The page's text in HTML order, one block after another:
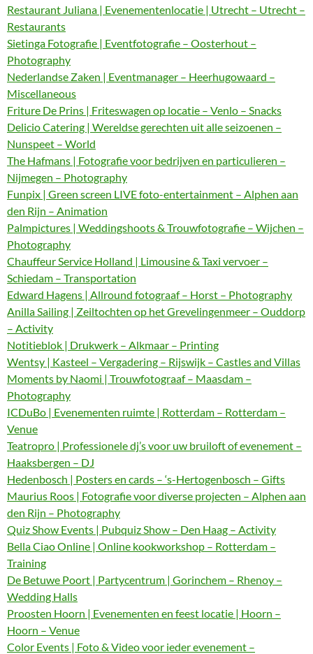
Restaurant Juliana | Evenementenlocatie | Utrecht – Utrecht –
Restaurants
Sietinga Fotografie | Eventfotografie – Oosterhout –
Photography
Nederlandse Zaken | Eventmanager – Heerhugowaard –
Miscellaneous
Friture De Prins | Friteswagen op locatie – Venlo – Snacks
Delicio Catering | Wereldse gerechten uit alle seizoenen –
Nunspeet – World
The Hafmans | Fotografie voor bedrijven en particulieren –
Nijmegen – Photography
Funpix | Green screen LIVE foto-entertainment – Alphen aan
den Rijn – Animation
Palmpictures | Weddingshoots & Trouwfotografie – Wijchen –
Photography
Chauffeur Service Holland | Limousine & Taxi vervoer –
Schiedam – Transportation
Edward Hagens | Allround fotograaf – Horst – Photography
Anilla Sailing | Zeiltochten op het Grevelingenmeer – Ouddorp
– Activity
Notitieblok | Drukwerk – Alkmaar – Printing
Wentsy | Kasteel – Vergadering – Rijswijk – Castles and Villas
Moments by Naomi | Trouwfotograaf – Maasdam –
Photography
ICDuBo | Evenementen ruimte | Rotterdam – Rotterdam –
Venue
Teatropro | Professionele dj’s voor uw bruiloft of evenement –
Haaksbergen – DJ
Hedenbosch | Posters en cards – ‘s-Hertogenbosch – Gifts
Maurius Roos | Fotografie voor diverse projecten – Alphen aan
den Rijn – Photography
Quiz Show Events | Pubquiz Show – Den Haag – Activity
Bella Ciao Online | Online kookworkshop – Rotterdam –
Training
De Betuwe Poort | Partycentrum | Gorinchem – Rhenoy –
Wedding Halls
Proosten Hoorn | Evenementen en feest locatie | Hoorn –
Hoorn – Venue
Color Events | Foto & Video voor ieder evenement –